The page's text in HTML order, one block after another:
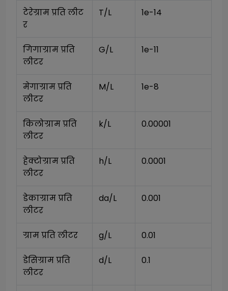
टेरेग्राम प्रति लीट
र
T/L 1e-14
गिगाग्राम प्रति
लीटर
G/L 1e-11
मेगाग्राम प्रति
लीटर
M/L 1e-8
किलोग्राम प्रति
लीटर
k/L 0.00001
हेक्टोग्राम प्रति
लीटर
h/L 0.0001
डेकाग्राम प्रति
लीटर
da/L 0.001
ग्राम प्रति लीटर g/L 0.01
डेसिग्राम प्रति
लीटर
d/L 0.1